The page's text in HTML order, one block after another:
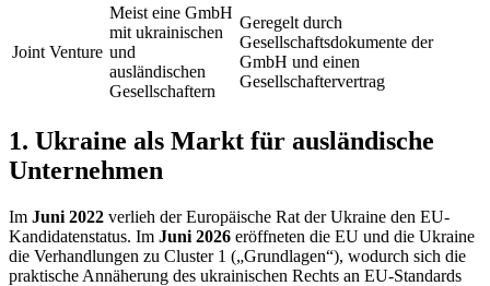
Joint Venture
Meist eine GmbH
mit ukrainischen
und
ausländischen
Gesellschaftern
Geregelt durch
Gesellschaftsdokumente der
GmbH und einen
Gesellschaftervertrag
1. Ukraine als Markt für ausländische
Unternehmen
Im Juni 2022 verlieh der Europäische Rat der Ukraine den EU-
Kandidatenstatus. Im Juni 2026 eröffneten die EU und die Ukraine
die Verhandlungen zu Cluster 1 („Grundlagen“), wodurch sich die
praktische Annäherung des ukrainischen Rechts an EU-Standards